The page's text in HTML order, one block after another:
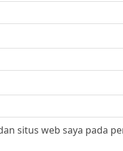
situs web saya pada